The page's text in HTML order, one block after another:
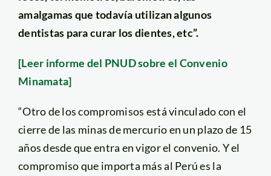
amalgamas que todavía utilizan algunos
dentistas para curar los dientes, etc”.
[Leer informe del PNUD sobre el Convenio
Minamata]
“Otro de los compromisos está vinculado con el
cierre de las minas de mercurio en un plazo de 15
años desde que entra en vigor el convenio. Y el
compromiso que importa más al Perú es la